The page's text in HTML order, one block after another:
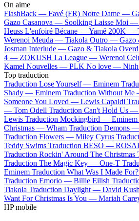
On aime
FlashBack — Favé (FR) Notre Dame —
Gazo Casanova — Soolking Laisse Moi —
Heuss L'enfoiré Bécane —Yamê 200K —
Werenoi Meuda — Tiakola Outro — Gazo
Josman Interlude — Gazo & Tiakola
4 — ZOKUSH La League — Werenoi
Kamel Nouvelles — PLK No love —
Top traduction
Traduction Lose Yourself — Eminem
Shady — Eminem Traduction Without
Someone You Loved — Lewis Capaldi
— Tom Odell Traduction Can't Hold Us —
Lewis Traduction Mockingbird — Eminem
Christmas — Wham Traduction Demons —
Traduction Flowers — Miley Cyrus
Teddy Swims Traduction BESO —
Traduction Rockin' Around The
Traduction The Magic Key — One-T
Eminem Traduction What Was I Made
Traduction Emorio — Billie Eilish
Tiakola Traduction Daylight — David
Want For Christmas Is You — Mariah
HP mobile